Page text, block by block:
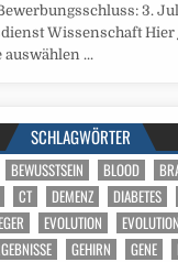
3.
Wissenschaft Hier
...
SCHLAGWÖRTER
BEWUSSTSEIN BLOOD
CT DEMENZ DIABETES
EVOLUTION
GEHIRN GENE